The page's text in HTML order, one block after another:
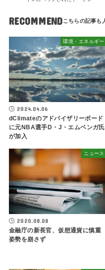
RECOMMEND
環境・エネルギー
2024.04.06
dClimateのアドバイザリーボード
に元NBA選手D・J・エムベンガ氏
が加入
ニュース
2020.08.08
金融庁の新長官、仮想通貨に慎重
姿勢を崩さず